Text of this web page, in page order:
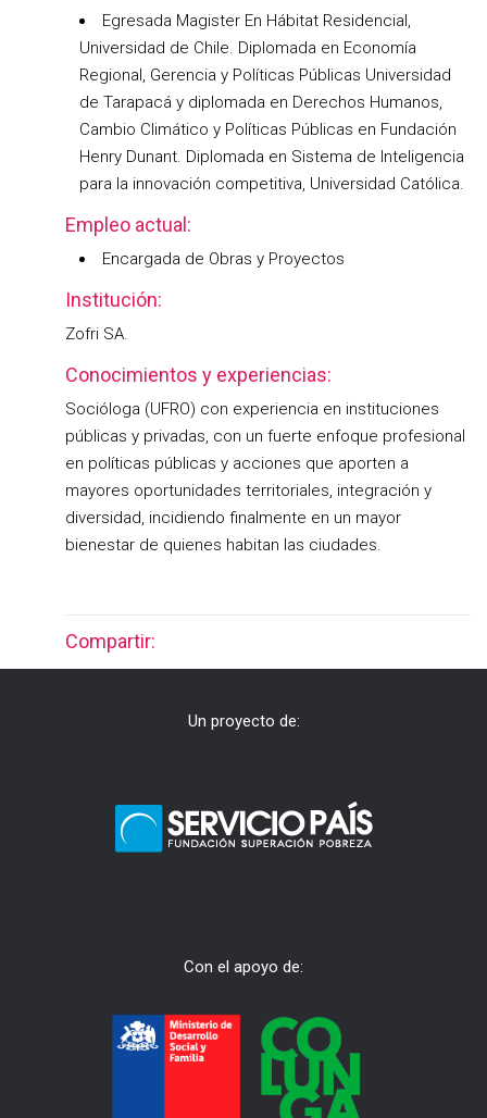
Egresada Magister En Hábitat Residencial,
Universidad de Chile. Diplomada en Economía
Regional, Gerencia y Políticas Públicas Universidad
de Tarapacá y diplomada en Derechos Humanos,
Cambio Climático y Políticas Públicas en Fundación
Henry Dunant. Diplomada en Sistema de Inteligencia
para la innovación competitiva, Universidad Católica.
Empleo actual:
Encargada de Obras y Proyectos
Institución:
Zofri SA.
Conocimientos y experiencias:
Socióloga (UFRO) con experiencia en instituciones
públicas y privadas, con un fuerte enfoque profesional
en políticas públicas y acciones que aporten a
mayores oportunidades territoriales, integración y
diversidad, incidiendo finalmente en un mayor
bienestar de quienes habitan las ciudades.
Compartir:
Un proyecto de:
Con el apoyo de: